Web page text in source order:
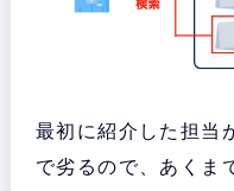
最初に紹介した担当
で劣るので、あくま